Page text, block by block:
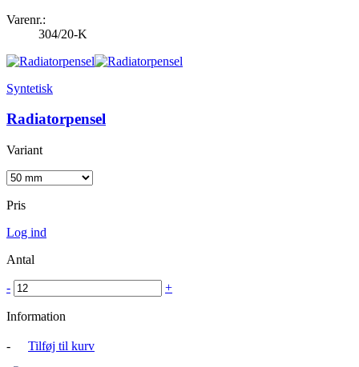
Varenr.:
304/20-K
Syntetisk
Radiatorpensel
Variant
Pris
Log ind
Antal
- +
Information
- Tilføj til kurv